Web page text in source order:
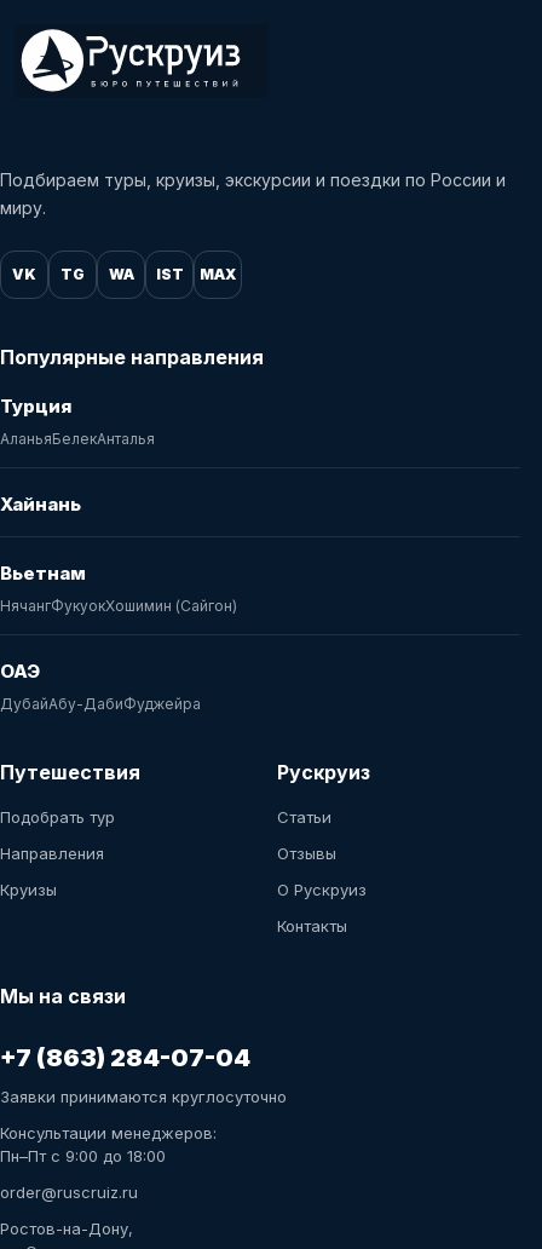
Подбираем туры, круизы, экскурсии и поездки по России и
миру.
VK TG WA IST MAX
Популярные направления
Турция
АланьяБелекАнталья
Хайнань
Вьетнам
НячангФукуокХошимин (Сайгон)
ОАЭ
ДубайАбу-ДабиФуджейра
Путешествия
Подобрать тур
Направления
Круизы
Рускруиз
Статьи
Отзывы
О Рускруиз
Контакты
Мы на связи
+7 (863) 284-07-04
Заявки принимаются круглосуточно
Консультации менеджеров:
Пн–Пт с 9:00 до 18:00
order@ruscruiz.ru
Ростов-на-Дону,